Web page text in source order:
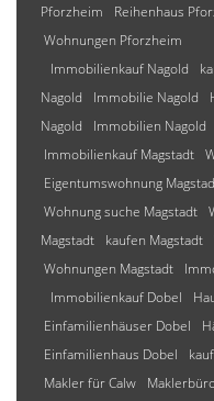
Pforzheim Reihenhaus
Wohnungen Pforzheim
Immobilienkauf Nagold
Nagold
Immobilie Nagold
Nagold
Immobilien Nagold
Immobilienkauf Magstadt
Eigentumswohnung
Wohnung suche Magstadt
Magstadt
kaufen Magstadt
Wohnungen Magstadt
Immobilienkauf Dobel
Einfamilienhäuser Dobel
Einfamilienhaus Dobel
Makler für Calw